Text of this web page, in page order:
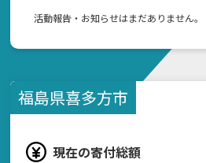
活動報告・お知らせはまだありません。
福島県喜多方市
現在の寄付総額